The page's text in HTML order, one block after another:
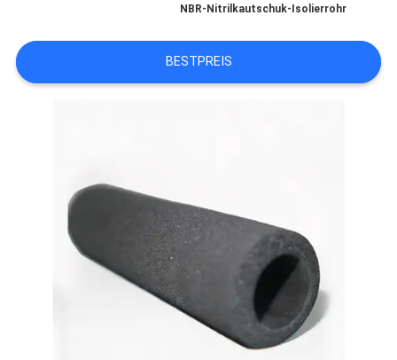
FORDERN
SIE
SITEMAP
PRIVACY
NBR-Nitrilkautschuk-Isolierrohr
BESTPREIS